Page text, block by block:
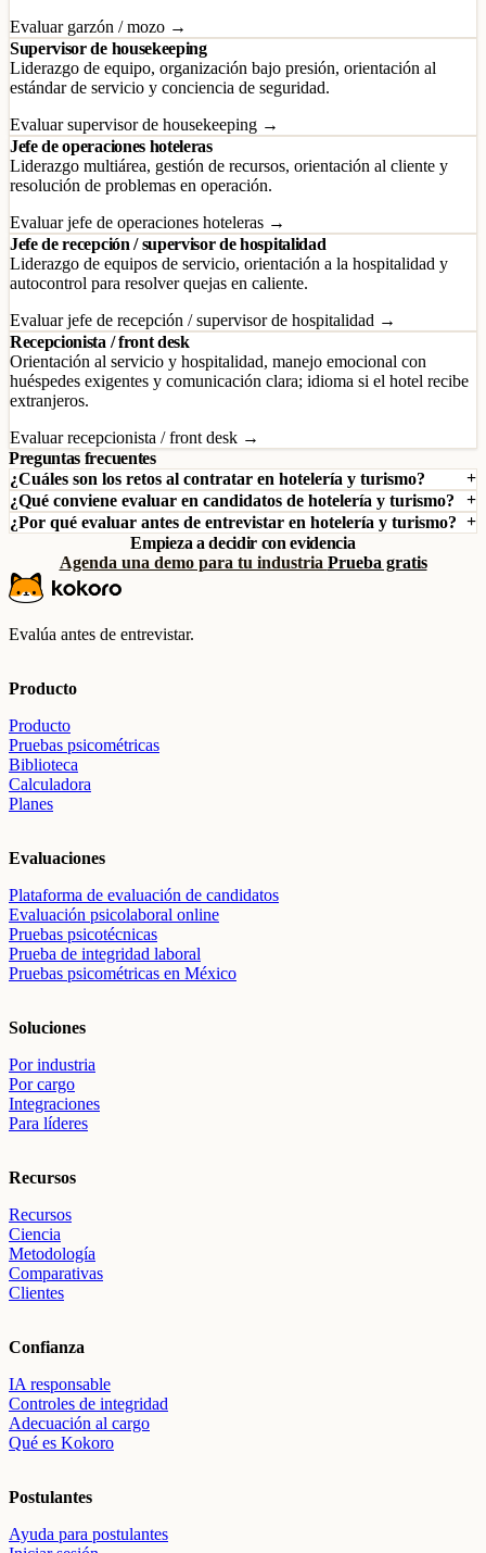
Evaluar garzón / mozo →
Supervisor de housekeeping
Liderazgo de equipo, organización bajo presión, orientación al
estándar de servicio y conciencia de seguridad.
Evaluar supervisor de housekeeping →
Jefe de operaciones hoteleras
Liderazgo multiárea, gestión de recursos, orientación al cliente y
resolución de problemas en operación.
Evaluar jefe de operaciones hoteleras →
Jefe de recepción / supervisor de hospitalidad
Liderazgo de equipos de servicio, orientación a la hospitalidad y
autocontrol para resolver quejas en caliente.
Evaluar jefe de recepción / supervisor de hospitalidad →
Recepcionista / front desk
Orientación al servicio y hospitalidad, manejo emocional con
huéspedes exigentes y comunicación clara; idioma si el hotel recibe
extranjeros.
Evaluar recepcionista / front desk →
Preguntas frecuentes
¿Cuáles son los retos al contratar en hotelería y turismo?
¿Qué conviene evaluar en candidatos de hotelería y turismo?
¿Por qué evaluar antes de entrevistar en hotelería y turismo?
Empieza a decidir con evidencia
Agenda una demo para tu industria Prueba gratis
Evalúa antes de entrevistar.
Producto
Producto
Pruebas psicométricas
Biblioteca
Calculadora
Planes
Evaluaciones
Plataforma de evaluación de candidatos
Evaluación psicolaboral online
Pruebas psicotécnicas
Prueba de integridad laboral
Pruebas psicométricas en México
Soluciones
Por industria
Por cargo
Integraciones
Para líderes
Recursos
Recursos
Ciencia
Metodología
Comparativas
Clientes
Confianza
IA responsable
Controles de integridad
Adecuación al cargo
Qué es Kokoro
Postulantes
Ayuda para postulantes